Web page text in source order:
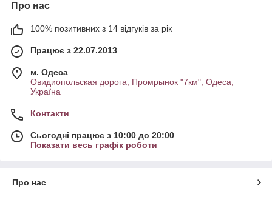
Про нас
100% позитивних з 14 відгуків за рік
Працює з 22.07.2013
м. Одеса
Овидиопольская дорога, Промрынок "7км", Одеса,
Україна
Контакти
Сьогодні працює з 10:00 до 20:00
Показати весь графік роботи
Про нас